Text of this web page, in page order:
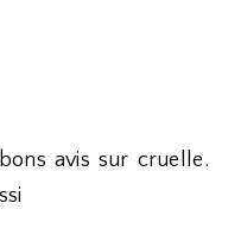
avis sur cruelle.